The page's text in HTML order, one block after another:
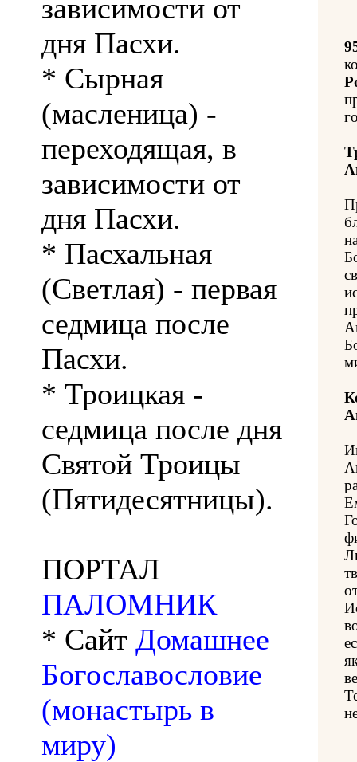
зависимости от
дня Пасхи.
* Сырная
(масленица) -
переходящая, в
зависимости от
дня Пасхи.
* Пасхальная
(Светлая) - первая
седмица после
Пасхи.
* Троицкая -
седмица после дня
Святой Троицы
(Пятидесятницы).
ПОРТАЛ
ПАЛОМНИК
* Сайт Домашнее
Богославословие
(монастырь в
миру)